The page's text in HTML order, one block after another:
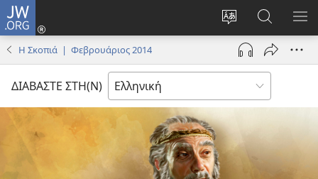
JW.ORG
Αλλαγή
γλώσσας
ιστότοπου
Σύνδεση
(ανοίγει
παράθυρο)
στο
JW.ORG
Η Σκοπιά | Φεβρουάριος 2014
ΔΙΑΒΑΣΤΕ ΣΤΗ(Ν)